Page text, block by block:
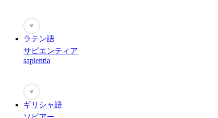
♥
ラテン語
サピエンティア
sapientia
♥
ギリシャ語